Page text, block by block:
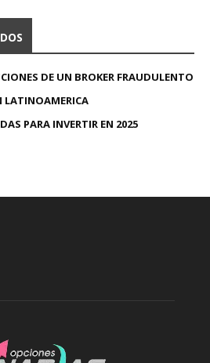
DE UN BROKER FRAUDULENTO
LATINOAMERICA
PARA INVERTIR EN 2025